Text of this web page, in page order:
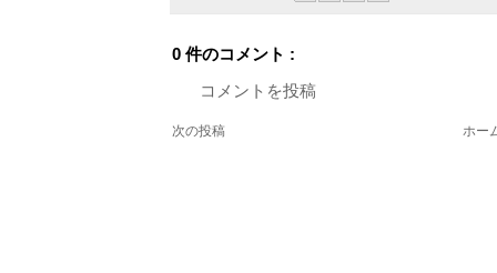
0 件のコメント :
コメントを投稿
次の投稿 ホー